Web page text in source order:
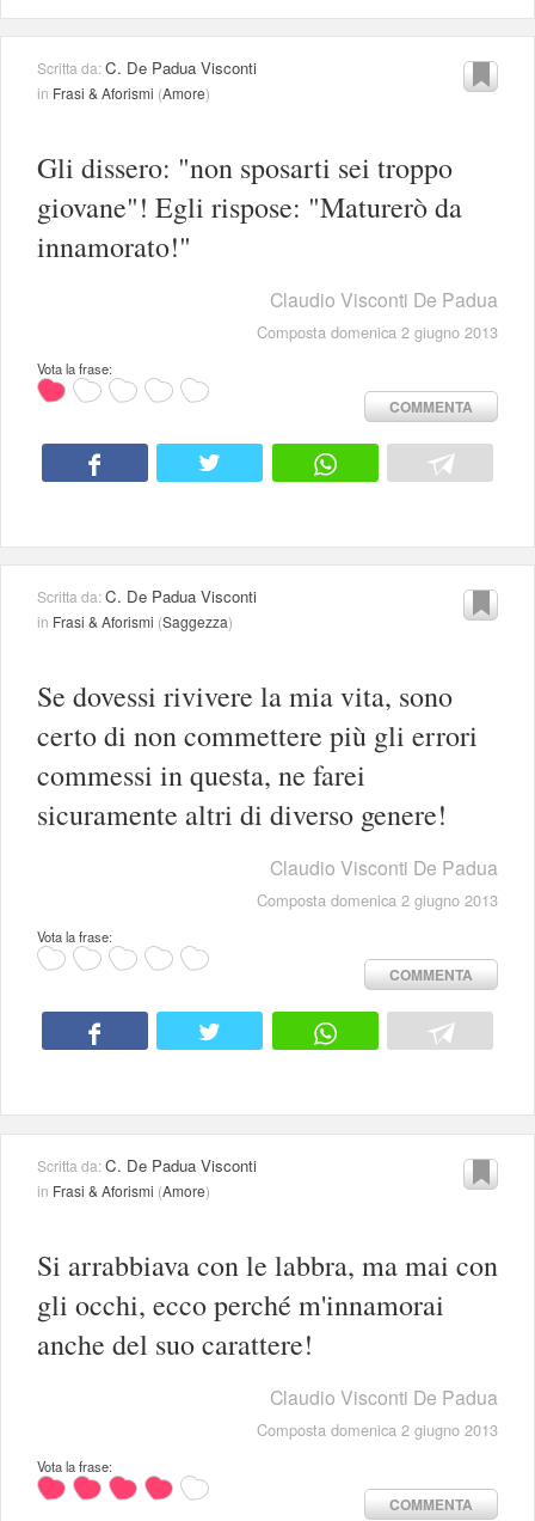
Scritta da:C. De Padua Visconti
in Frasi & Aforismi (Amore)
Gli dissero: "non sposarti sei troppo
giovane"! Egli rispose: "Maturerò da
innamorato!"
Claudio Visconti De Padua
Composta domenica 2 giugno 2013
Vota la frase:
COMMENTA
Scritta da:C. De Padua Visconti
in Frasi & Aforismi (Saggezza)
Se dovessi rivivere la mia vita, sono
certo di non commettere più gli errori
commessi in questa, ne farei
sicuramente altri di diverso genere!
Claudio Visconti De Padua
Composta domenica 2 giugno 2013
Vota la frase:
COMMENTA
Scritta da:C. De Padua Visconti
in Frasi & Aforismi (Amore)
Si arrabbiava con le labbra, ma mai con
gli occhi, ecco perché m'innamorai
anche del suo carattere!
Claudio Visconti De Padua
Composta domenica 2 giugno 2013
Vota la frase:
COMMENTA